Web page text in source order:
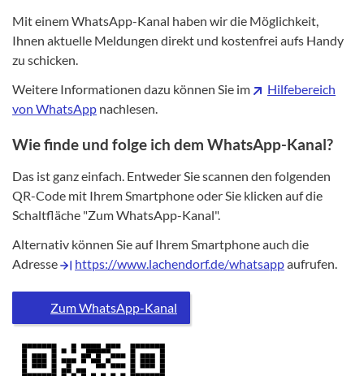
Mit einem WhatsApp-Kanal haben wir die Möglichkeit,
Ihnen aktuelle Meldungen direkt und kostenfrei aufs Handy
zu schicken.
Weitere Informationen dazu können Sie im
Hilfebereich
von WhatsApp nachlesen.
Wie finde und folge ich dem WhatsApp-Kanal?
Das ist ganz einfach. Entweder Sie scannen den folgenden
QR-Code mit Ihrem Smartphone oder Sie klicken auf die
Schaltfläche "Zum WhatsApp-Kanal".
Alternativ können Sie auf Ihrem Smartphone auch die
Adresse
https://www.lachendorf.de/whatsappaufrufen.
Zum WhatsApp-Kanal